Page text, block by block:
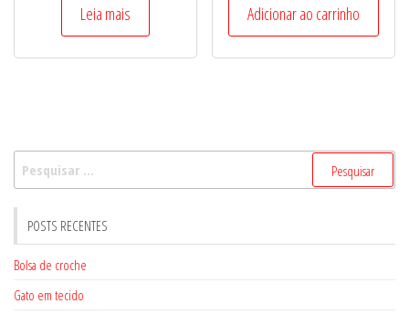
Leia mais Adicionar ao carrinho
Pesquisar
por:
POSTS RECENTES
Bolsa de croche
Gato em tecido